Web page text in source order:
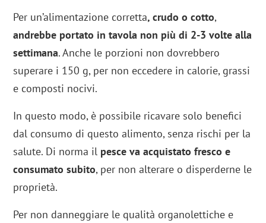
Per un’alimentazione corretta, crudo o cotto,
andrebbe portato in tavola non più di 2-3 volte alla
settimana. Anche le porzioni non dovrebbero
superare i 150 g, per non eccedere in calorie, grassi
e composti nocivi.
In questo modo, è possibile ricavare solo benefici
dal consumo di questo alimento, senza rischi per la
salute. Di norma il pesce va acquistato fresco e
consumato subito, per non alterare o disperderne le
proprietà.
Per non danneggiare le qualità organolettiche e